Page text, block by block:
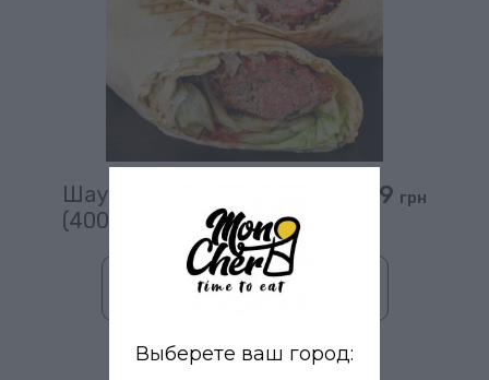
Шаурма ЛЮЛЯ КЕБАБ L
(400 гр)
229 грн
В корзину
Выберете ваш город: